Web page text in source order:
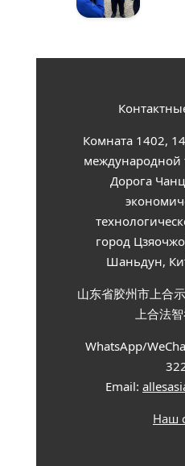
Комната 1402,
Дорога
город
Шаньдун,
山东省胶州市上合
上合法
WhatsApp/
Email:
Наш